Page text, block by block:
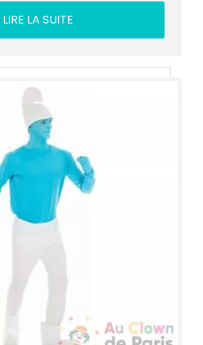
LIRE LA SUITE